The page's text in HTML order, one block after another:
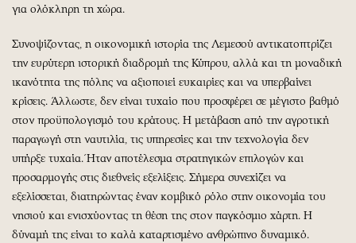
για ολόκληρη τη χώρα.
Συνοψίζοντας, η οικονομική ιστορία της Λεμεσού αντικατοπτρίζει
την ευρύτερη ιστορική διαδρομή της Κύπρου, αλλά και τη μοναδική
ικανότητα της πόλης να αξιοποιεί ευκαιρίες και να υπερβαίνει
κρίσεις. Άλλωστε, δεν είναι τυχαίο που προσφέρει σε μέγιστο βαθμό
στον προϋπολογισμό του κράτους. Η μετάβαση από την αγροτική
παραγωγή στη ναυτιλία, τις υπηρεσίες και την τεχνολογία δεν
υπήρξε τυχαία. Ήταν αποτέλεσμα στρατηγικών επιλογών και
προσαρμογής στις διεθνείς εξελίξεις. Σήμερα συνεχίζει να
εξελίσσεται, διατηρώντας έναν κομβικό ρόλο στην οικονομία του
νησιού και ενισχύοντας τη θέση της στον παγκόσμιο χάρτη. Η
δύναμή της είναι το καλά καταρτισμένο ανθρώπινο δυναμικό.